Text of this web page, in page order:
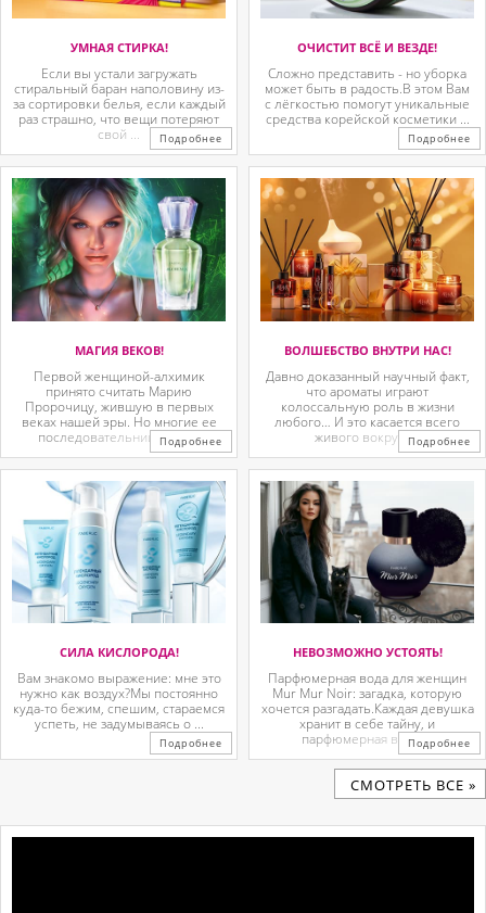
УМНАЯ СТИРКА!
Если вы устали загружать
стиральный баран наполовину из-
за сортировки белья, если каждый
раз страшно, что вещи потеряют
свой ...
Подробнее
ОЧИСТИТ ВСЁ И ВЕЗДЕ!
Сложно представить - но уборка
может быть в радость.В этом Вам
с лёгкостью помогут уникальные
средства корейской косметики ...
Подробнее
МАГИЯ ВЕКОВ!
Первой женщиной-алхимик
принято считать Марию
Пророчицу, жившую в первых
веках нашей эры. Но многие ее
последовательницы так ...
Подробнее
ВОЛШЕБСТВО ВНУТРИ НАС!
Давно доказанный научный факт,
что ароматы играют
колоссальную роль в жизни
любого… И это касается всего
живого вокруг. ...Подробнее
СИЛА КИСЛОРОДА!
Вам знакомо выражение: мне это
нужно как воздух?Мы постоянно
куда-то бежим, спешим, стараемся
успеть, не задумываясь о ...
Подробнее
НЕВОЗМОЖНО УСТОЯТЬ!
Парфюмерная вода для женщин
Mur Mur Noir: загадка, которую
хочется разгадать.Каждая девушка
хранит в себе тайну, и
парфюмерная вода ...Подробнее
CМОТРЕТЬ ВСЕ »